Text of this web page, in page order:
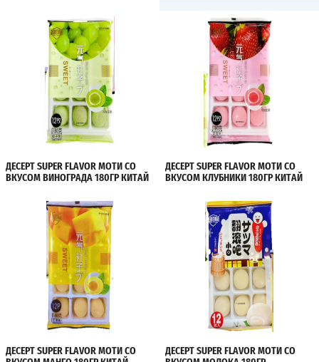
ДЕСЕРТ SUPER FLAVOR МОТИ СО
ВКУСОМ ВИНОГРАДА 180ГР КИТАЙ
ДЕСЕРТ SUPER FLAVOR МОТИ СО
ВКУСОМ КЛУБНИКИ 180ГР КИТАЙ
ДЕСЕРТ SUPER FLAVOR МОТИ СО
ДЕСЕРТ SUPER FLAVOR МОТИ СО